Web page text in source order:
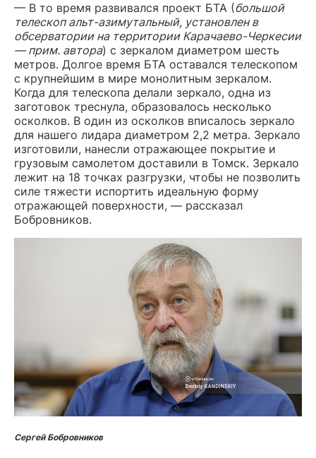
— В то время развивался проект БТА (большой
телескоп альт-азимутальный, установлен в
обсерватории на территории Карачаево-Черкесии
— прим. автора) с зеркалом диаметром шесть
метров. Долгое время БТА оставался телескопом
с крупнейшим в мире монолитным зеркалом.
Когда для телескопа делали зеркало, одна из
заготовок треснула, образовалось несколько
осколков. В один из осколков вписалось зеркало
для нашего лидара диаметром 2,2 метра. Зеркало
изготовили, нанесли отражающее покрытие и
грузовым самолетом доставили в Томск. Зеркало
лежит на 18 точках разгрузки, чтобы не позволить
силе тяжести испортить идеальную форму
отражающей поверхности, — рассказал
Бобровников.
Сергей Бобровников